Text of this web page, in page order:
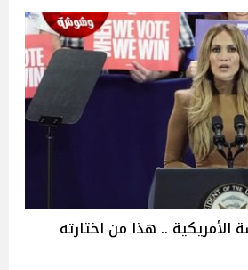
الأمريكية .. هذا من اختارته